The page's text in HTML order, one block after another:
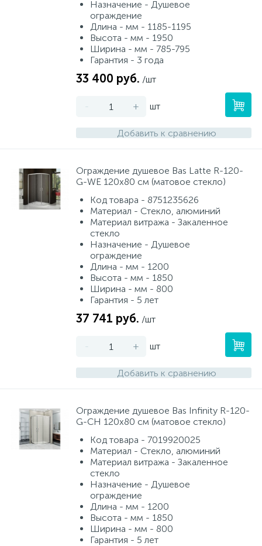
Назначение - Душевое
ограждение
Длина - мм - 1185-1195
Высота - мм - 1950
Ширина - мм - 785-795
Гарантия - 3 года
33 400 руб. /шт
- + шт
Добавить к сравнению
Ограждение душевое Bas Latte R-120-
G-WE 120х80 см (матовое стекло)
Код товара - 8751235626
Материал - Стекло, алюминий
Материал витража - Закаленное
стекло
Назначение - Душевое
ограждение
Длина - мм - 1200
Высота - мм - 1850
Ширина - мм - 800
Гарантия - 5 лет
37 741 руб. /шт
- + шт
Добавить к сравнению
Ограждение душевое Bas Infinity R-120-
G-CH 120х80 см (матовое стекло)
Код товара - 7019920025
Материал - Стекло, алюминий
Материал витража - Закаленное
стекло
Назначение - Душевое
ограждение
Длина - мм - 1200
Высота - мм - 1850
Ширина - мм - 800
Гарантия - 5 лет